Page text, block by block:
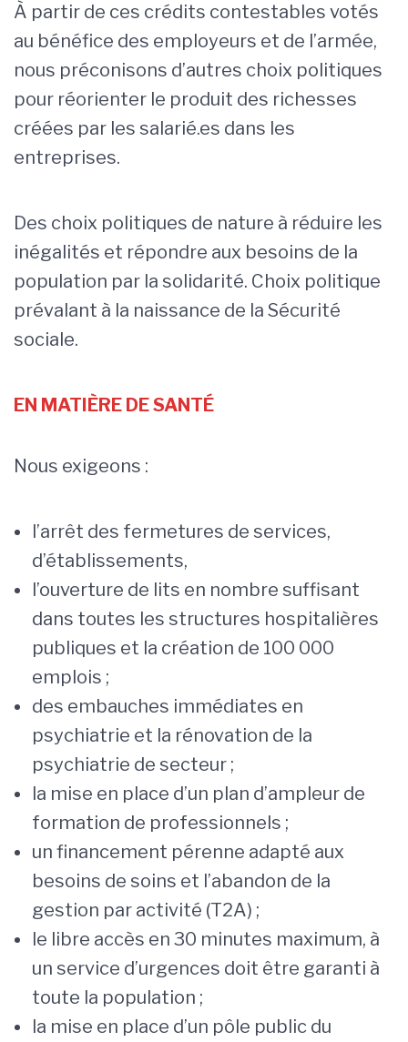
À partir de ces crédits contestables votés
au bénéfice des employeurs et de l’armée,
nous préconisons d’autres choix politiques
pour réorienter le produit des richesses
créées par les salarié.es dans les
entreprises.
Des choix politiques de nature à réduire les
inégalités et répondre aux besoins de la
population par la solidarité. Choix politique
prévalant à la naissance de la Sécurité
sociale.
EN MATIÈRE DE SANTÉ
Nous exigeons :
l’arrêt des fermetures de services,
d’établissements,
l’ouverture de lits en nombre suffisant
dans toutes les structures hospitalières
publiques et la création de 100 000
emplois ;
des embauches immédiates en
psychiatrie et la rénovation de la
psychiatrie de secteur ;
la mise en place d’un plan d’ampleur de
formation de professionnels ;
un financement pérenne adapté aux
besoins de soins et l’abandon de la
gestion par activité (T2A) ;
le libre accès en 30 minutes maximum, à
un service d’urgences doit être garanti à
toute la population ;
la mise en place d’un pôle public du